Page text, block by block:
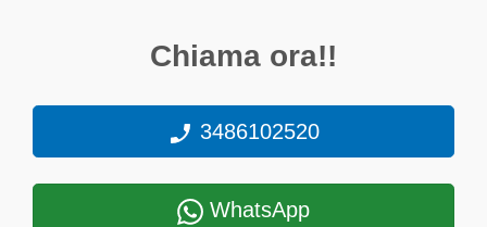
Chiama ora!!
3486102520
WhatsApp